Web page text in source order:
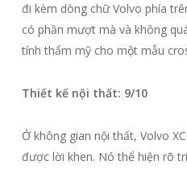
đi kèm dòng chữ Volvo phía
có phần mượt mà và không
tính thẩm mỹ cho một mẫu
Thiết kế nội thất: 9/10
Ở không gian nội thất, Volvo
được lời khen. Nó thể hiện rõ